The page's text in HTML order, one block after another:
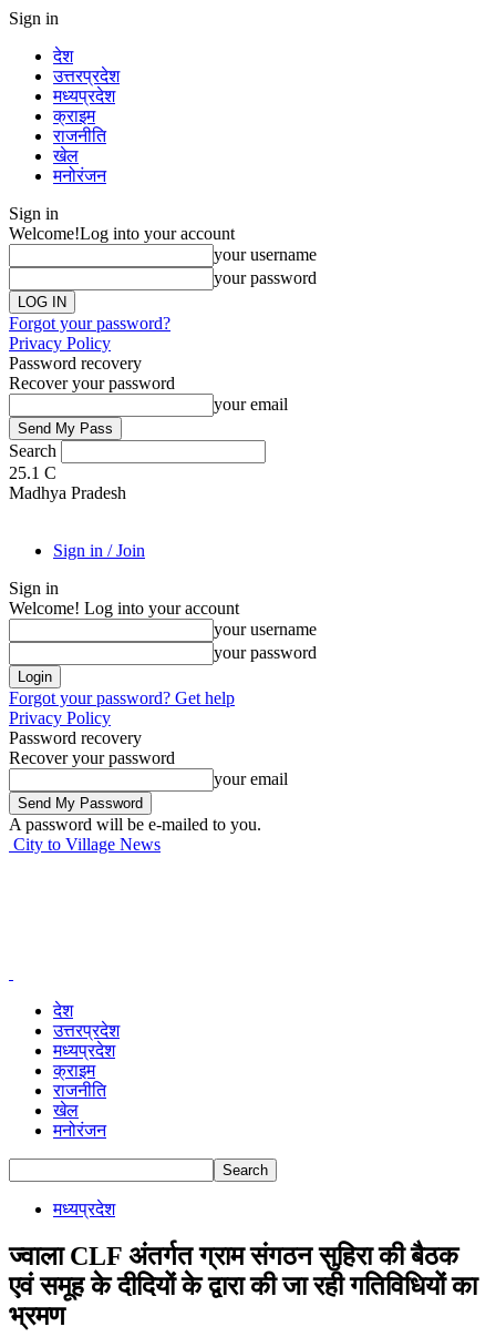
Sign in
देश
उत्तरप्रदेश
मध्यप्रदेश
क्राइम
राजनीति
खेल
मनोरंजन
Sign in
Welcome!Log into your account
your username
your password
Forgot your password?
Privacy Policy
Password recovery
Recover your password
your email
Search
25.1 C
Madhya Pradesh
Sign in / Join
Sign in
Welcome! Log into your account
your username
your password
Forgot your password? Get help
Privacy Policy
Password recovery
Recover your password
your email
A password will be e-mailed to you.
City to Village News
देश
उत्तरप्रदेश
मध्यप्रदेश
क्राइम
राजनीति
खेल
मनोरंजन
मध्यप्रदेश
ज्वाला CLF अंतर्गत ग्राम संगठन सुहिरा की बैठक
एवं समूह के दीदियों के द्वारा की जा रही गतिविधियों का
भ्रमण